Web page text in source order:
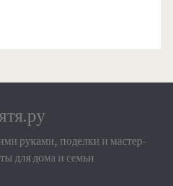
руками, поделки и мастер-
для дома и семьи